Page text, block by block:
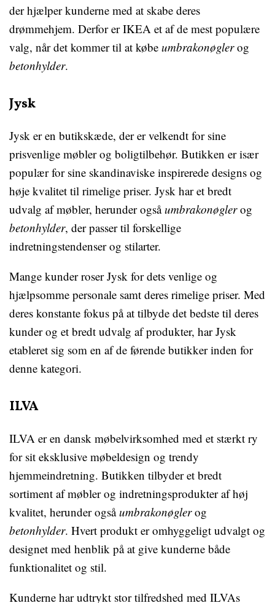
der hjælper kunderne med at skabe deres
drømmehjem. Derfor er IKEA et af de mest populære
valg, når det kommer til at købe umbrakonøglerog
betonhylder.
Jysk
Jysk er en butikskæde, der er velkendt for sine
prisvenlige møbler og boligtilbehør. Butikken er især
populær for sine skandinaviske inspirerede designs og
høje kvalitet til rimelige priser. Jysk har et bredt
udvalg af møbler, herunder ogsåumbrakonøglerog
betonhylder, der passer til forskellige
indretningstendenser og stilarter.
Mange kunder roser Jysk for dets venlige og
hjælpsomme personale samt deres rimelige priser. Med
deres konstante fokus på at tilbyde det bedste til deres
kunder og et bredt udvalg af produkter, har Jysk
etableret sig som en af de førende butikker inden for
denne kategori.
ILVA
ILVA er en dansk møbelvirksomhed med et stærkt ry
for sit eksklusive møbeldesign og trendy
hjemmeindretning. Butikken tilbyder et bredt
sortiment af møbler og indretningsprodukter af høj
kvalitet, herunder ogsåumbrakonøglerog
betonhylder. Hvert produkt er omhyggeligt udvalgt og
designet med henblik på at give kunderne både
funktionalitet og stil.
Kunderne har udtrykt stor tilfredshed med ILVAs